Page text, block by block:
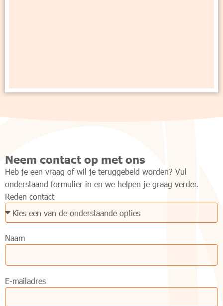
Neem contact op met ons
Heb je een vraag of wil je teruggebeld worden? Vul
onderstaand formulier in en we helpen je graag verder.
Reden contact
Naam
E-mailadres